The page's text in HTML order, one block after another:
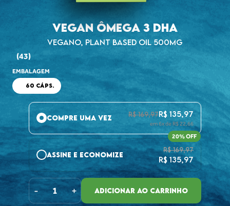
VEGAN ÔMEGA 3 DHA
VEGANO, PLANT BASED OIL 500MG
(43)
EMBALAGEM
60 CÁPS.
COMPRE UMA VEZ R$ 169,97R$ 135,97
em 6x de R$ 22,66
20% OFF
ASSINE E ECONOMIZE
R$ 169,97
R$ 135,97
Assine com um clique e cancele quando quiser. Receba
a cada:
- + ADICIONAR AO CARRINHO